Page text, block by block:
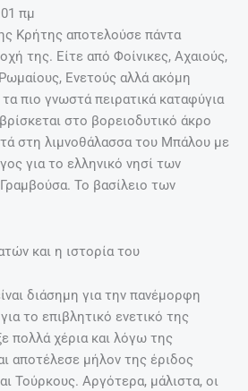
πμ
Κρήτης αποτελούσε πάντα
της. Είτε από Φοίνικες, Αχαιούς,
Ενετούς αλλά ακόμη
πιο γνωστά πειρατικά καταφύγια
στο βορειοδυτικό άκρο
στη λιμνοθάλασσα του Μπάλου με
για το ελληνικό νησί των
Το βασίλειο των
και η ιστορία του
διάσημη για την πανέμορφη
το επιβλητικό ενετικό της
πολλά χέρια και λόγω της
αποτέλεσε μήλον της έριδος
Τούρκους. Αργότερα, μάλιστα, οι